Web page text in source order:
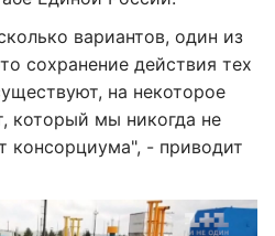
вариантов, один из
сохранение действия тех
на некоторое
который мы никогда не
консорциума", - приводит